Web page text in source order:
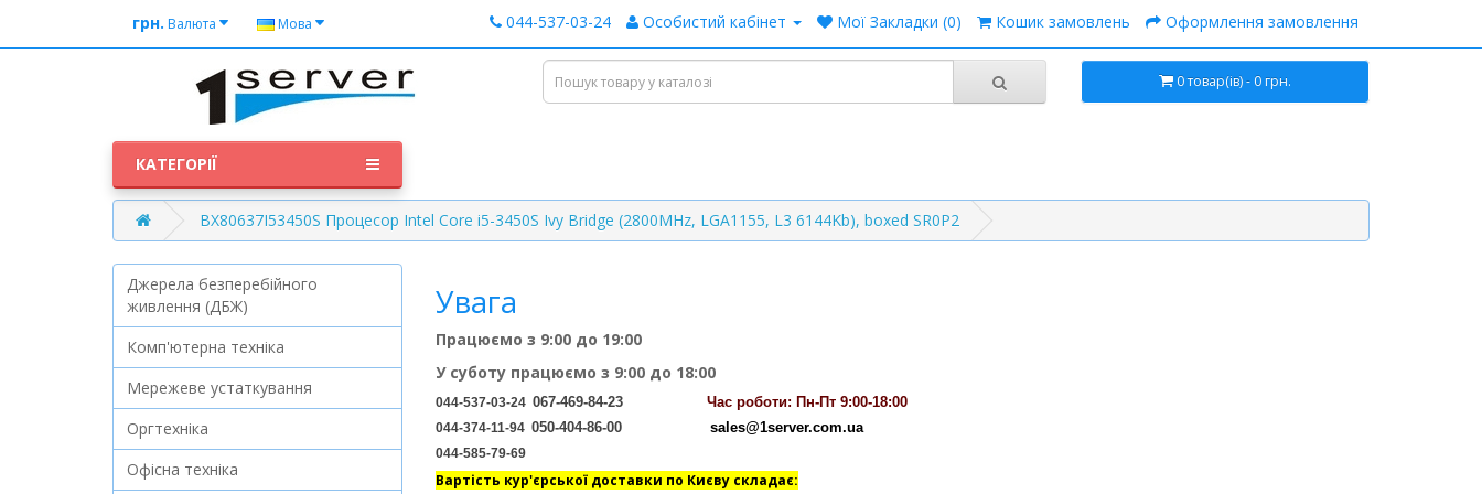
грн. Валюта Мова 044-537-03-24 Особистий кабінет Мої Закладки (0) Кошик замовлень Оформлення замовлення
0 товар(ів) - 0 грн.
КАТЕГОРІЇ
BX80637I53450S Процесор Intel Core i5-3450S Ivy Bridge (2800MHz, LGA1155, L3 6144Kb), boxed SR0P2
Джерела безперебійного
живлення (ДБЖ)
Комп'ютерна техніка
Мережеве устаткування
Оргтехніка
Офісна техніка
Увага
Працюємо з 9:00 до 19:00
У суботу працюємо з 9:00 до 18:00
044-537-03-24 067-469-84-23 Часроботи: Пн-Пт 9:00-18:00
044-374-11-94 050-404-86-00 sales@1server.com.ua
044-585-79-69
Вартість кур'єрської доставки по Києву складає: